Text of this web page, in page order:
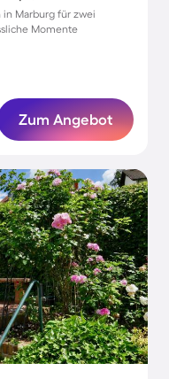
in Marburg für zwei
Momente
Zum Angebot